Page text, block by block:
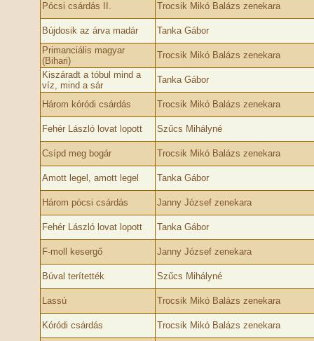
Pócsi csárdás II. Trocsik Mikó Balázs zenekara
Bújdosik az árva madár
Tanka Gábor
Primanciális magyar
(Bihari)
Trocsik Mikó Balázs zenekara
Kiszáradt a tóbul mind a
víz, mind a sár
Tanka Gábor
Három kóródi csárdás Trocsik Mikó Balázs zenekara
Fehér László lovat lopott Szűcs Mihályné
Csípd meg bogár Trocsik Mikó Balázs zenekara
Amott legel, amott legel Tanka Gábor
Három pócsi csárdás Janny József zenekara
Fehér László lovat lopott Tanka Gábor
F-moll kesergő Janny József zenekara
Búval terítették Szűcs Mihályné
Lassú Trocsik Mikó Balázs zenekara
Kóródi csárdás Trocsik Mikó Balázs zenekara